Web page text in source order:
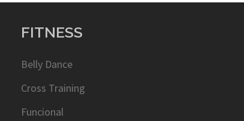
FITNESS
Belly Dance
Cross Training
Funcional